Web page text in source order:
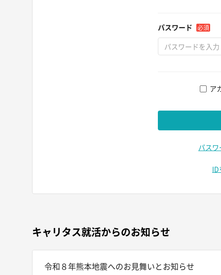
パスワード 必須
ア
パス
キャリタス就活からのお知らせ
令和８年熊本地震へのお見舞いとお知らせ